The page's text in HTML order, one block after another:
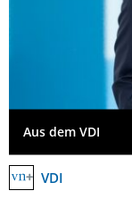
Aus dem VDI
VDI